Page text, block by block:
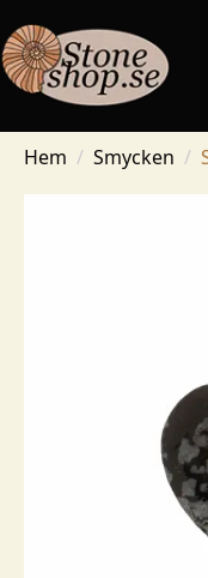
Hem Smycken